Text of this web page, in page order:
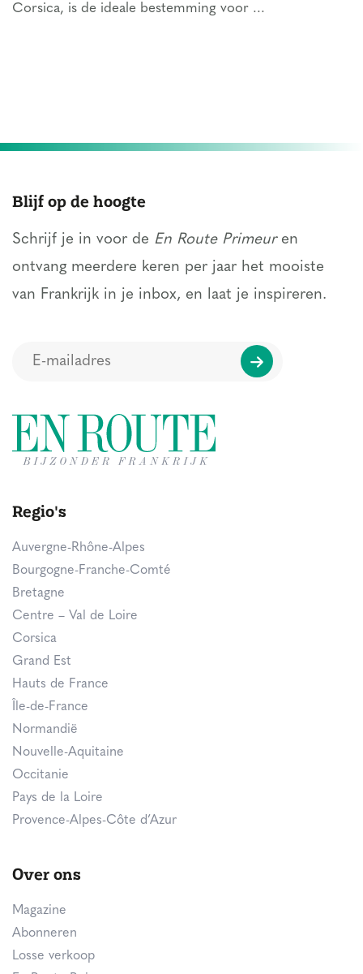
Corsica, is de ideale bestemming voor ...
Blijf op de hoogte
Schrijf je in voor de En Route Primeuren
ontvang meerdere keren per jaar het mooiste
van Frankrijk in je inbox, en laat je inspireren.
Regio's
Auvergne-Rhône-Alpes
Bourgogne-Franche-Comté
Bretagne
Centre – Val de Loire
Corsica
Grand Est
Hauts de France
Île-de-France
Normandië
Nouvelle-Aquitaine
Occitanie
Pays de la Loire
Provence-Alpes-Côte d’Azur
Over ons
Magazine
Abonneren
Losse verkoop